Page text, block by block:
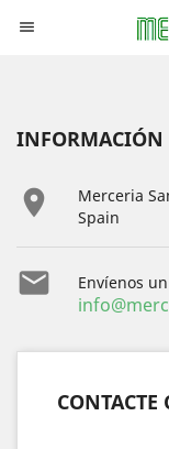

INFORMACIÓN

Merceria
Spain
 Envíenos
CONTACTE